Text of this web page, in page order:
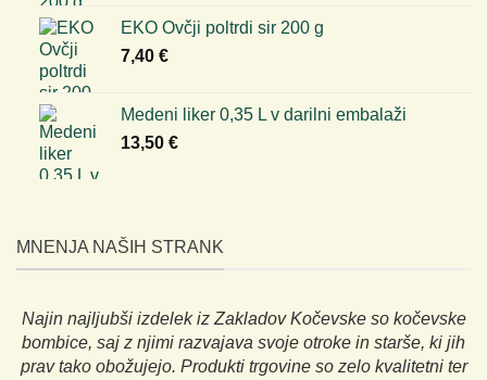
MNENJA NAŠIH STRANK
Najin najljubši izdelek iz Zakladov Kočevske so kočevske
bombice, saj z njimi razvajava svoje otroke in starše, ki jih
prav tako obožujejo. Produkti trgovine so zelo kvalitetni ter
EKO Ovčji poltrdi sir 200 g
7,40 €
Medeni liker 0,35 L v darilni embalaži
13,50 €